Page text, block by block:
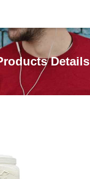
Details